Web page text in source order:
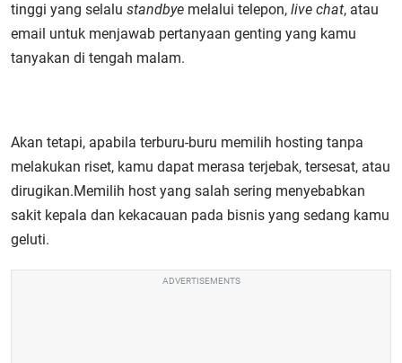
tinggi yang selalu standbye melalui telepon, live chat, atau
email untuk menjawab pertanyaan genting yang kamu
tanyakan di tengah malam.
Akan tetapi, apabila terburu-buru memilih hosting tanpa
melakukan riset, kamu dapat merasa terjebak, tersesat, atau
dirugikan.Memilih host yang salah sering menyebabkan
sakit kepala dan kekacauan pada bisnis yang sedang kamu
geluti.
ADVERTISEMENTS